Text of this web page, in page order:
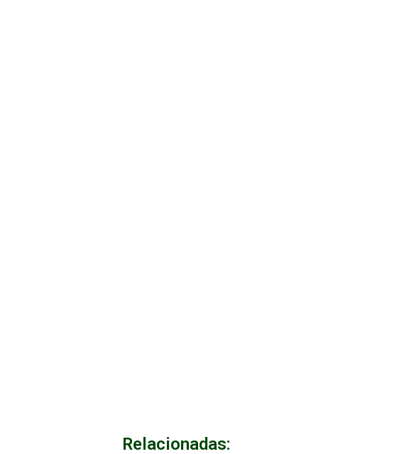
Relacionadas: